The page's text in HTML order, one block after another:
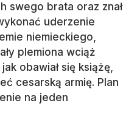
swego brata oraz znał
uderzenie
niemieckiego,
plemiona wciąż
obawiał się książę,
cesarską armię. Plan
na jeden